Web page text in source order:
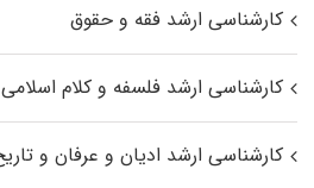
کارشناسی ارشد فقه و حقوق
کارشناسی ارشد فلسفه و کلام اسلامی
کارشناسی ارشد ادیان و عرفان و